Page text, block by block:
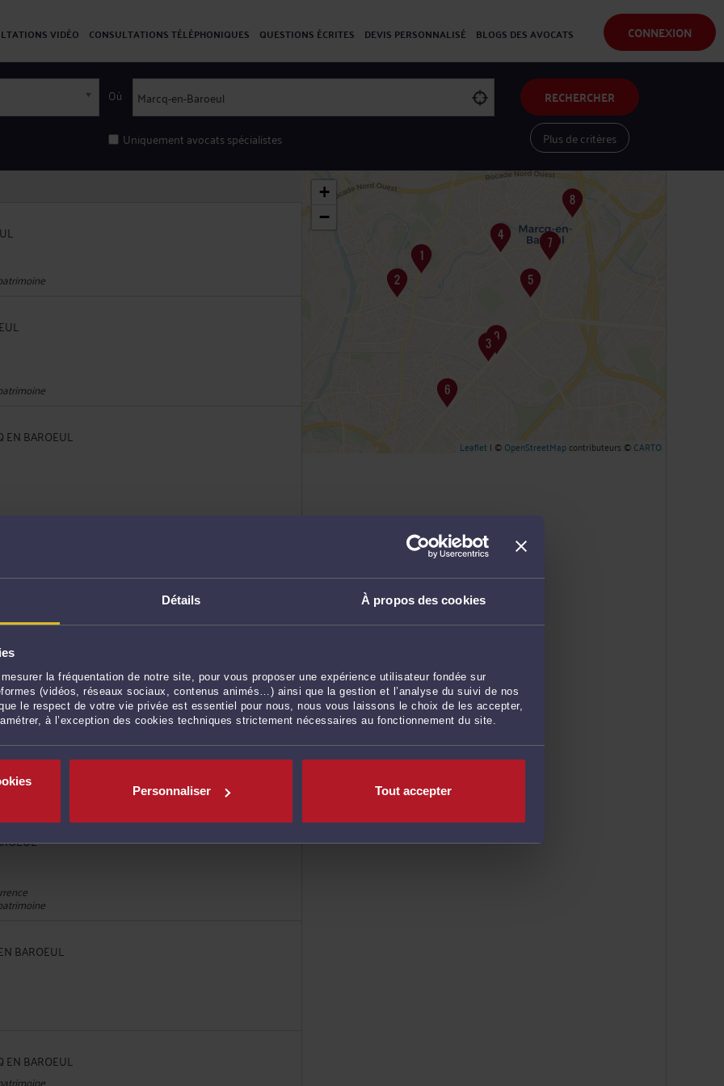
Détails À propos des cookies
la fréquentation de notre site, pour vous proposer une expérience utilisateur fondée sur
(vidéos, réseaux sociaux, contenus animés…) ainsi que la gestion et l’analyse du suivi de nos
le respect de votre vie privée est essentiel pour nous, nous vous laissons le choix de les accepter,
à l’exception des cookies techniques strictement nécessaires au fonctionnement du site.
Personnaliser Tout accepter
CONNEXION
VIDÉO CONSULTATIONS TÉLÉPHONIQUES QUESTIONS ÉCRITES DEVIS PERSONNALISÉ BLOGS DES AVOCATS
Où
Uniquement avocats spécialistes
RECHERCHER
Plus de critères
BAROEUL
BAROEUL
BAROEUL
BAROEUL
+
−
Leaflet | ©OpenStreetMapcontributeurs ©CARTO
Voir les avocats sur une carte